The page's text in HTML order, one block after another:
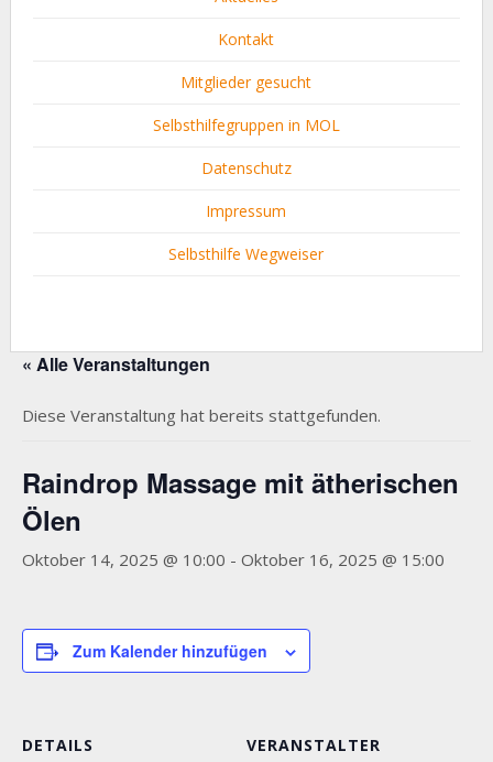
Kontakt
Mitglieder gesucht
Selbsthilfegruppen in MOL
Datenschutz
Impressum
Selbsthilfe Wegweiser
« Alle Veranstaltungen
Diese Veranstaltung hat bereits stattgefunden.
Raindrop Massage mit ätherischen
Ölen
Oktober 14, 2025 @ 10:00 - Oktober 16, 2025 @ 15:00
Zum Kalender hinzufügen
DETAILS VERANSTALTER